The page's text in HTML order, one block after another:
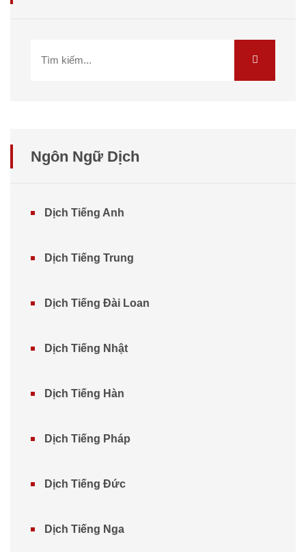
Ngôn Ngữ Dịch
Dịch Tiếng Anh
Dịch Tiếng Trung
Dịch Tiếng Đài Loan
Dịch Tiếng Nhật
Dịch Tiếng Hàn
Dịch Tiếng Pháp
Dịch Tiếng Đức
Dịch Tiếng Nga